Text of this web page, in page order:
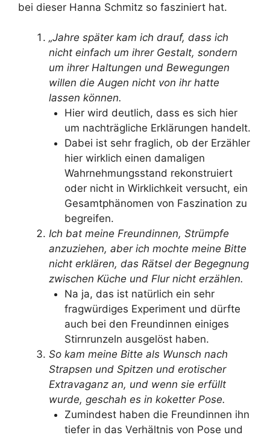
bei dieser Hanna Schmitz so fasziniert hat.
„Jahre später kam ich drauf, dass ich
nicht einfach um ihrer Gestalt, sondern
um ihrer Haltungen und Bewegungen
willen die Augen nicht von ihr hatte
lassen können.
Hier wird deutlich, dass es sich hier
um nachträgliche Erklärungen handelt.
Dabei ist sehr fraglich, ob der Erzähler
hier wirklich einen damaligen
Wahrnehmungsstand rekonstruiert
oder nicht in Wirklichkeit versucht, ein
Gesamtphänomen von Faszination zu
begreifen.
Ich bat meine Freundinnen, Strümpfe
anzuziehen, aber ich mochte meine Bitte
nicht erklären, das Rätsel der Begegnung
zwischen Küche und Flur nicht erzählen.
Na ja, das ist natürlich ein sehr
fragwürdiges Experiment und dürfte
auch bei den Freundinnen einiges
Stirnrunzeln ausgelöst haben.
So kam meine Bitte als Wunsch nach
Strapsen und Spitzen und erotischer
Extravaganz an, und wenn sie erfüllt
wurde, geschah es in koketter Pose.
Zumindest haben die Freundinnen ihn
tiefer in das Verhältnis von Pose und